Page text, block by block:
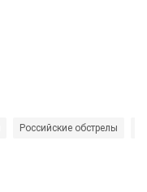
Российские обстрелы